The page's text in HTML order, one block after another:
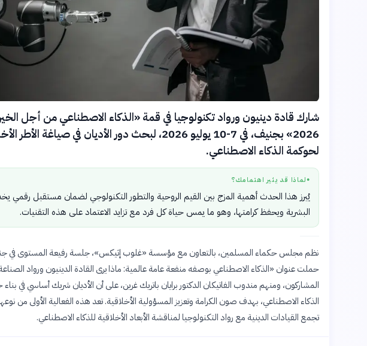
شارك قادة دينيون ورواد تكنولوجيا في قمة «الذكاء الاصطناعي من أجل
2026» بجنيف، في 7-10 يوليو 2026، لبحث دور الأديان في صياغة الأطر
لحوكمة الذكاء الاصطناعي.
● لماذا قد يثير اهتمامك؟
يُبرز هذا الحدث أهمية المزج بين القيم الروحية والتطور التكنولوجي لضمان مستقبل رقمي
البشرية ويحفظ كرامتها، وهو ما يمس حياة كل فرد مع تزايد الاعتماد على هذه التقنيات.
نظم مجلس حكماء المسلمين، بالتعاون مع مؤسسة «غلوب إثيكس»، جلسة رفيعة المستوى في
حملت عنوان «الذكاء الاصطناعي بوصفه منفعة عامة عالمية: ماذا يرى القادة الدينيون ورواد
المشاركون، ومنهم مندوب الفاتيكان الدكتور برايان باتريك غرين، على أن الأديان شريك أساسي في
الذكاء الاصطناعي، بهدف صون الكرامة وتعزيز المسؤولية الأخلاقية. تعد هذه الفعالية الأولى من
تجمع القيادات الدينية مع رواد التكنولوجيا لمناقشة الأبعاد الأخلاقية للذكاء الاصطناعي.